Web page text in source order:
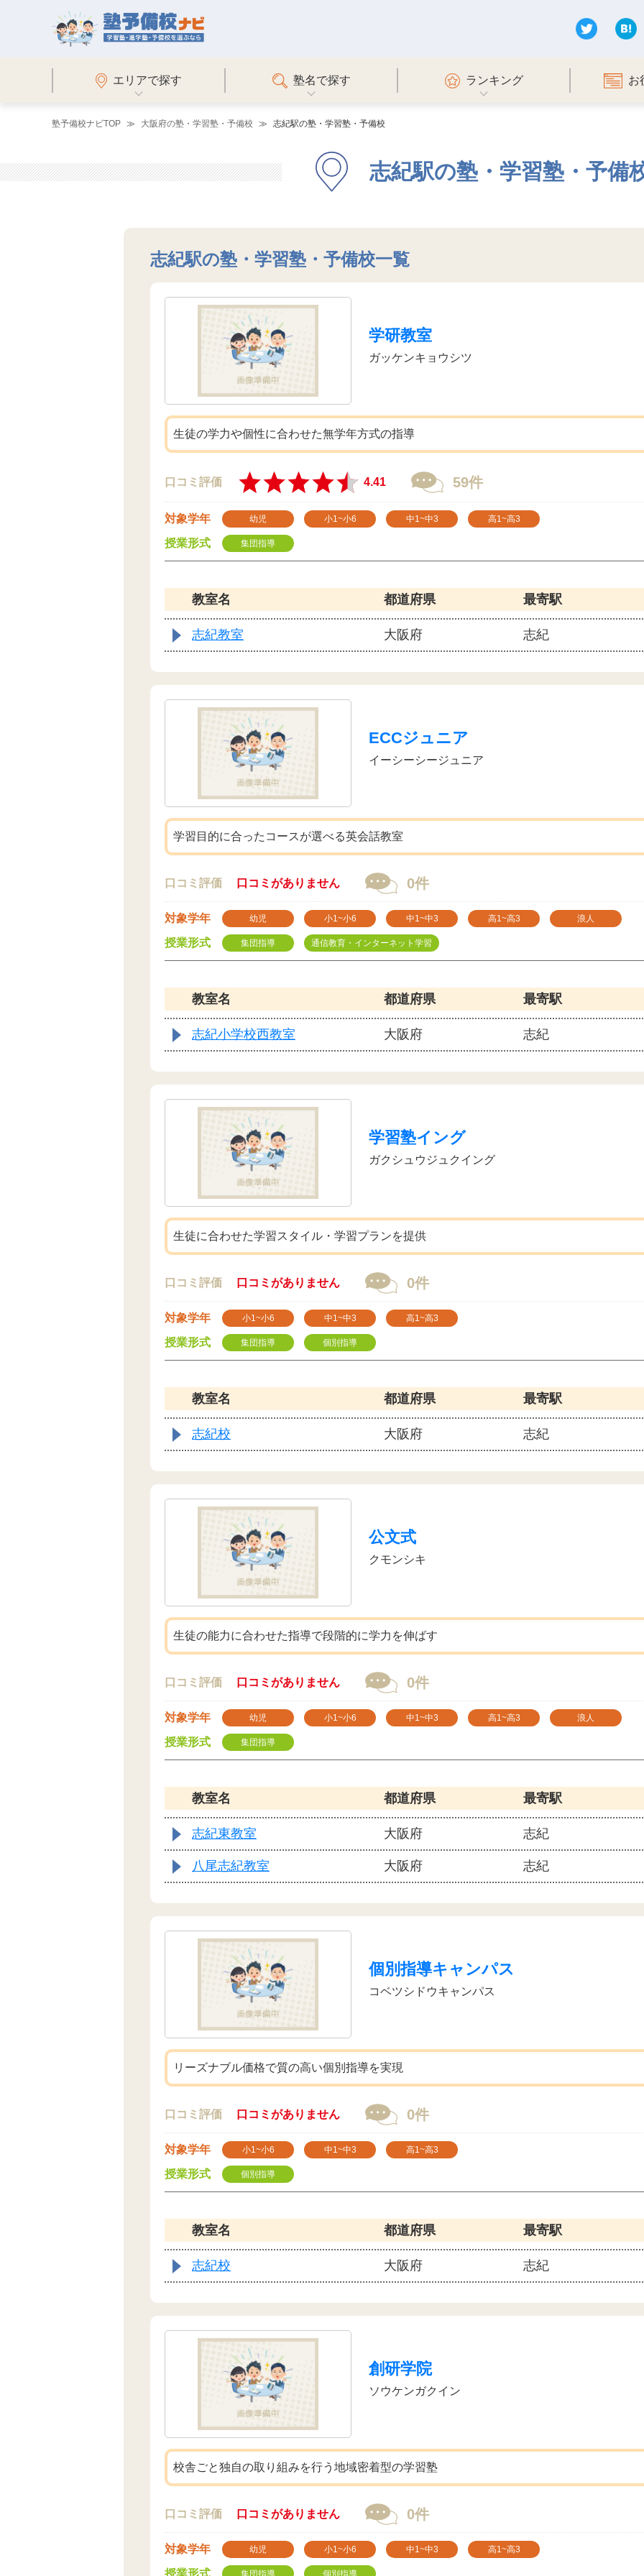
エリアで探す 塾名で探す ランキング お
塾予備校ナビTOP 大阪府の塾・学習塾・予備校 志紀駅の塾・学習塾・予備校
志紀駅の塾・学習塾・予備
志紀駅の塾・学習塾・予備校一覧
学研教室
ガッケンキョウシツ
生徒の学力や個性に合わせた無学年方式の指導
口コミ評価 4.41 59件
対象学年 幼児 小1~小6 中1~中3 高1~高3
授業形式 集団指導
教室名 都道府県 最寄駅
志紀教室 大阪府 志紀
ECCジュニア
イーシーシージュニア
学習目的に合ったコースが選べる英会話教室
口コミ評価 口コミがありません 0件
対象学年 幼児 小1~小6 中1~中3 高1~高3 浪人
授業形式 集団指導 通信教育・インターネット学習
教室名 都道府県 最寄駅
志紀小学校西教室 大阪府 志紀
学習塾イング
ガクシュウジュクイング
生徒に合わせた学習スタイル・学習プランを提供
口コミ評価 口コミがありません 0件
対象学年 小1~小6 中1~中3 高1~高3
授業形式 集団指導 個別指導
教室名 都道府県 最寄駅
志紀校 大阪府 志紀
公文式
クモンシキ
生徒の能力に合わせた指導で段階的に学力を伸ばす
口コミ評価 口コミがありません 0件
対象学年 幼児 小1~小6 中1~中3 高1~高3 浪人
授業形式 集団指導
教室名 都道府県 最寄駅
志紀東教室 大阪府 志紀
八尾志紀教室 大阪府 志紀
個別指導キャンパス
コベツシドウキャンパス
リーズナブル価格で質の高い個別指導を実現
口コミ評価 口コミがありません 0件
対象学年 小1~小6 中1~中3 高1~高3
授業形式 個別指導
教室名 都道府県 最寄駅
志紀校 大阪府 志紀
創研学院
ソウケンガクイン
校舎ごと独自の取り組みを行う地域密着型の学習塾
口コミ評価 口コミがありません 0件
対象学年 幼児 小1~小6 中1~中3 高1~高3